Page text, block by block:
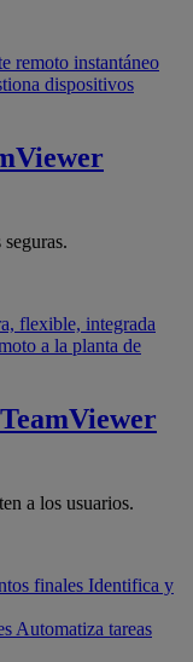
remoto instantáneo
dispositivos
flexible, integrada
a la planta de
TeamViewer
a los usuarios.
finales Identifica y
Automatiza tareas